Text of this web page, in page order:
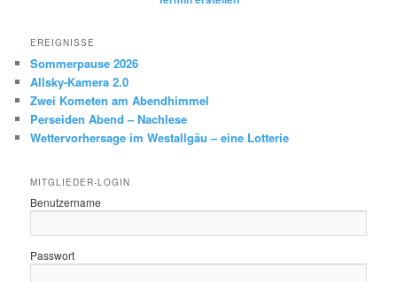
EREIGNISSE
Sommerpause 2026
Allsky-Kamera 2.0
Zwei Kometen am Abendhimmel
Perseiden Abend – Nachlese
Wettervorhersage im Westallgäu – eine Lotterie
MITGLIEDER-LOGIN
Benutzername
Passwort